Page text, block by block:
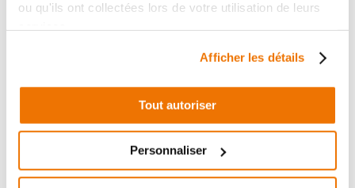
ou qu'ils ont collectées lors de votre utilisation de leurs
Afficher les détails
Tout autoriser
Personnaliser
Voir Voir